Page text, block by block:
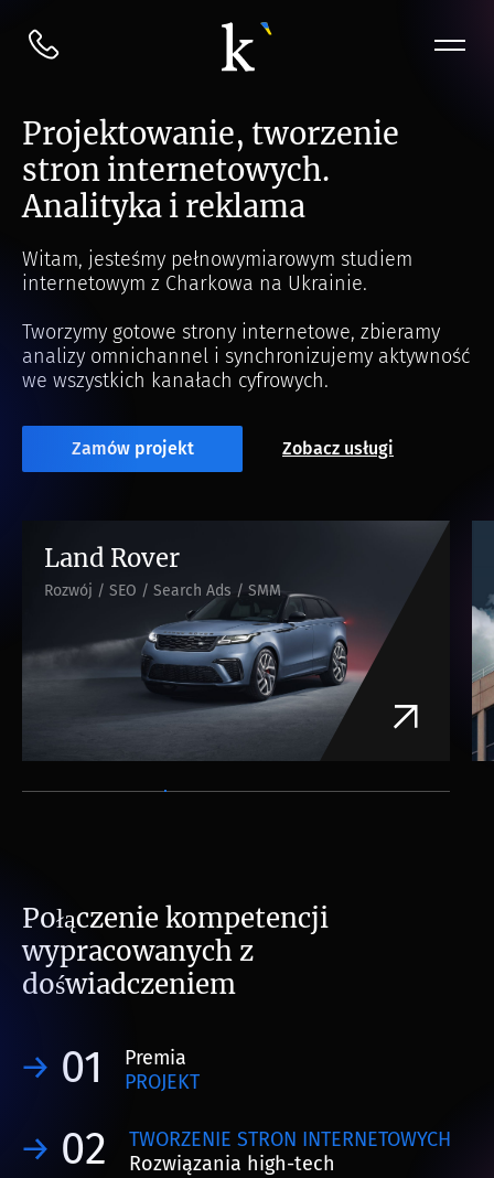
Projektowanie, tworzenie
stron internetowych.
Analityka i reklama
Witam, jesteśmy pełnowymiarowym studiem
internetowym z Charkowa na Ukrainie.
Tworzymy gotowe strony internetowe, zbieramy
analizy omnichannel i synchronizujemy aktywność
we wszystkich kanałach cyfrowych.
Zamów projekt Zobacz usługi
Land Rover
Rozwój / SEO / Search Ads / SMM
Połączenie kompetencji
wypracowanych z
doświadczeniem
01
Premia
PROJEKT
02
TWORZENIE STRON INTERNETOWYCH
Rozwiązania high-tech